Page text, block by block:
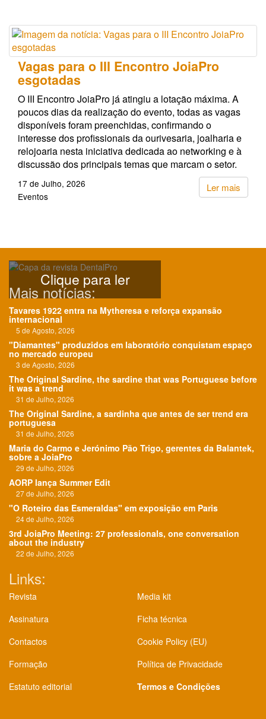
Vagas para o III Encontro JoiaPro
esgotadas
O III Encontro JoiaPro já atingiu a lotação máxima. A
poucos dias da realização do evento, todas as vagas
disponíveis foram preenchidas, confirmando o
interesse dos profissionais da ourivesaria, joalharia e
relojoaria nesta iniciativa dedicada ao networking e à
discussão dos principais temas que marcam o setor.
Ler mais
17 de Julho, 2026
Eventos
Clique para ler
Mais notícias:
Tavares 1922 entra na Mytheresa e reforça expansão
internacional
5 de Agosto, 2026
"Diamantes" produzidos em laboratório conquistam espaço
no mercado europeu
3 de Agosto, 2026
The Original Sardine, the sardine that was Portuguese before
it was a trend
31 de Julho, 2026
The Original Sardine, a sardinha que antes de ser trend era
portuguesa
31 de Julho, 2026
Maria do Carmo e Jerónimo Pão Trigo, gerentes da Balantek,
sobre a JoiaPro
29 de Julho, 2026
AORP lança Summer Edit
27 de Julho, 2026
"O Roteiro das Esmeraldas" em exposição em Paris
24 de Julho, 2026
3rd JoiaPro Meeting: 27 professionals, one conversation
about the industry
22 de Julho, 2026
Links:
Revista
Assinatura
Contactos
Formação
Estatuto editorial
Media kit
Ficha técnica
Cookie Policy (EU)
Política de Privacidade
Termos e Condições